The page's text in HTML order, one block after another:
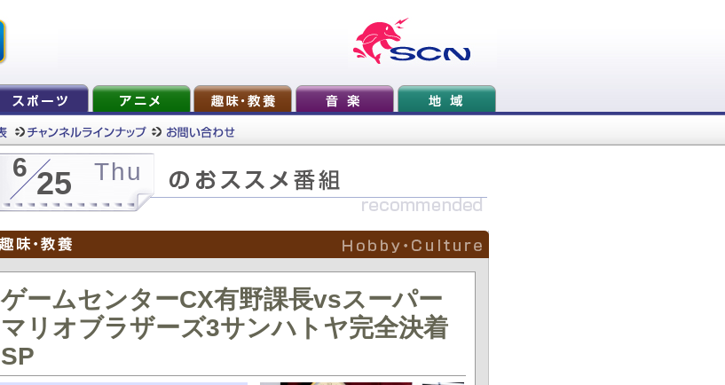
6 25 Thu
ゲームセンターCX有野課長vsスーパー
マリオブラザーズ3サンハトヤ完全決着
SP